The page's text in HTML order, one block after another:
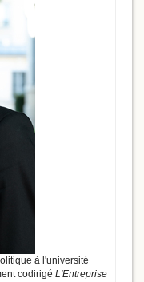
à l'université
codirigé L'Entreprise